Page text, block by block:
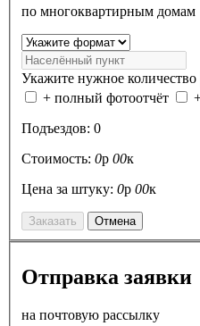
по многоквартирным домам
Укажите нужное количество
+ полный фотоотчёт
Подъездов: 0
Стоимость: 0р 00к
Цена за штуку: 0р 00к
Заказать Отмена
Отправка заявки
на почтовую рассылку